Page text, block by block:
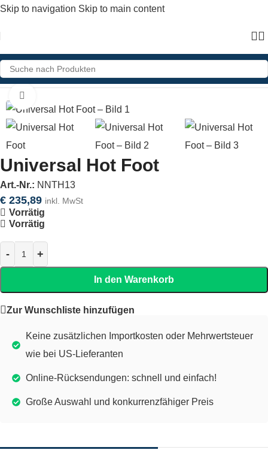
Skip to navigation Skip to main content
Home»Shop»Universal Hot Foot
Universal Hot Foot
Art.-Nr.: NNTH13
€ 235,89 inkl. MwSt
Vorrätig
Vorrätig
In den Warenkorb
Zur Wunschliste hinzufügen
Keine zusätzlichen Importkosten oder Mehrwertsteuer
wie bei US-Lieferanten
Online-Rücksendungen: schnell und einfach!
Große Auswahl und konkurrenzfähiger Preis